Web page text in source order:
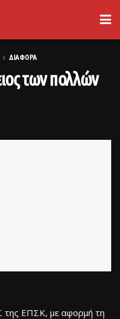
ΔΙΑΦΟΡΑ
των πολλών
ΕΠΣΚ, με αφορμή τη